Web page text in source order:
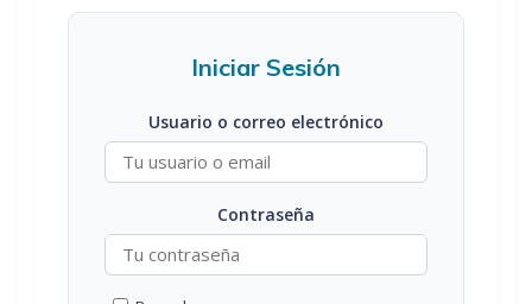
Iniciar Sesión
Usuario o correo electrónico
Contraseña